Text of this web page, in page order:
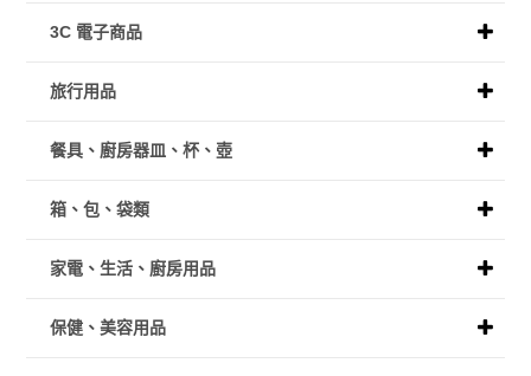
3C 電子商品
旅行用品
餐具、廚房器皿、杯、壺
箱、包、袋類
家電、生活、廚房用品
保健、美容用品